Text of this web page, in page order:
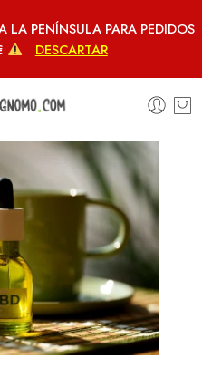
LA PENÍNSULA PARA PEDIDOS
DESCARTAR